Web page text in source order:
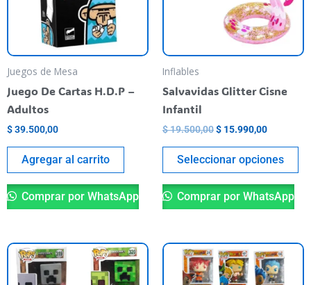
Juegos de Mesa
Juego De Cartas H.D.P –
Adultos
$39.500,00
Agregar al carrito
Comprar por WhatsApp
Inflables
Salvavidas Glitter Cisne
Infantil
$19.500,00$ 15.990,00
Seleccionar opciones
se
Comprar por WhatsApp
Este
producto